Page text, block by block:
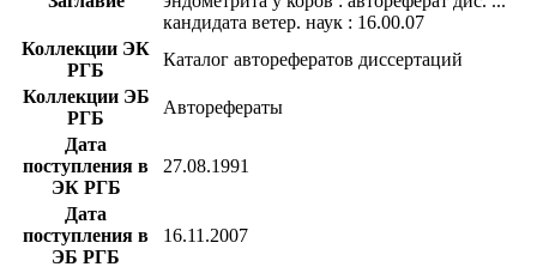
кандидата ветер. наук : 16.00.07
Коллекции ЭК
РГБ
Каталог авторефератов диссертаций
Коллекции ЭБ
РГБ
Авторефераты
Дата
поступления в
ЭК РГБ
27.08.1991
Дата
поступления в
ЭБ РГБ
16.11.2007